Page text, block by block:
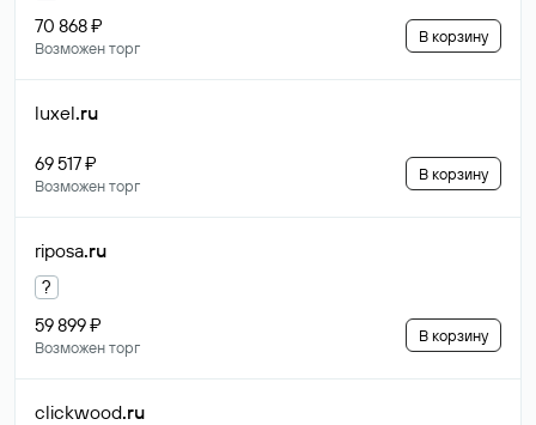
70 868 ₽
Возможен торг
В корзину
luxel.ru
69 517 ₽
Возможен торг
В корзину
riposa.ru
?
59 899 ₽
Возможен торг
В корзину
clickwood.ru